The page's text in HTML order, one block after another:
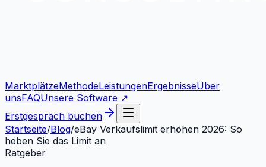
MarktplätzeMethodeLeistungenErgebnisseÜber
unsFAQUnsere Software ↗
Erstgespräch buchen
Startseite/Blog/eBay Verkaufslimit erhöhen 2026: So
heben Sie das Limit an
Ratgeber